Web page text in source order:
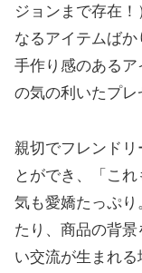
ジョンまで存在
なるアイテムば
手作り感のある
の気の利いたプレ
親切でフレンド
とができ、「こ
気も愛嬌たっぷ
たり、商品の背
い交流が生まれ